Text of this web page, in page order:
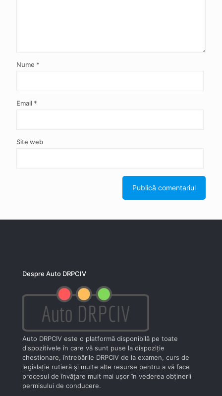
Nume *
Email *
Site web
Despre Auto DRPCIV
Auto DRPCIV este o platformă disponibilă pe toate
dispozitivele în care vă sunt puse la dispoziţie
chestionare, întrebările DRPCIV de la examen, curs de
legislaţie rutieră şi multe alte resurse pentru a vă face
procesul de învăţare mult mai uşor în vederea obţinerii
permisului de conducere.